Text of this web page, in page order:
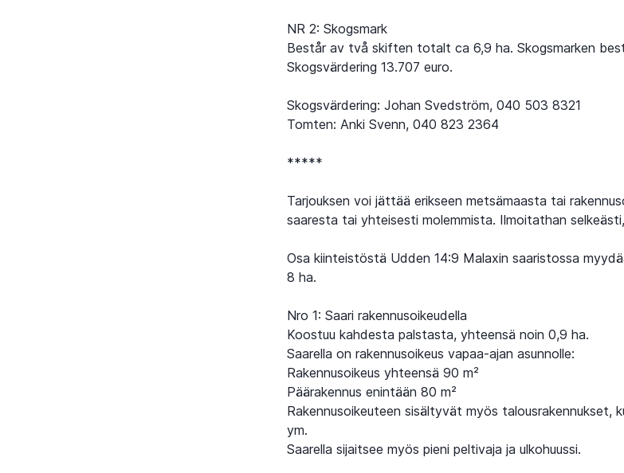
NR 2: Skogsmark
Består av två skiften totalt ca 6,9 ha. Skogsmarken
Skogsvärdering 13.707 euro.
Skogsvärdering: Johan Svedström, 040 503 8321
Tomten: Anki Svenn, 040 823 2364
*****
Tarjouksen voi jättää erikseen metsämaasta tai
saaresta tai yhteisesti molemmista. Ilmoitathan
Osa kiinteistöstä Udden 14:9 Malaxin saaristossa
8 ha.
Nro 1: Saari rakennusoikeudella
Koostuu kahdesta palstasta, yhteensä noin 0,9 ha.
Saarella on rakennusoikeus vapaa-ajan asunnolle:
Rakennusoikeus yhteensä 90 m²
Päärakennus enintään 80 m²
Rakennusoikeuteen sisältyvät myös talousrakennukset,
ym.
Saarella sijaitsee myös pieni peltivaja ja ulkohuussi.